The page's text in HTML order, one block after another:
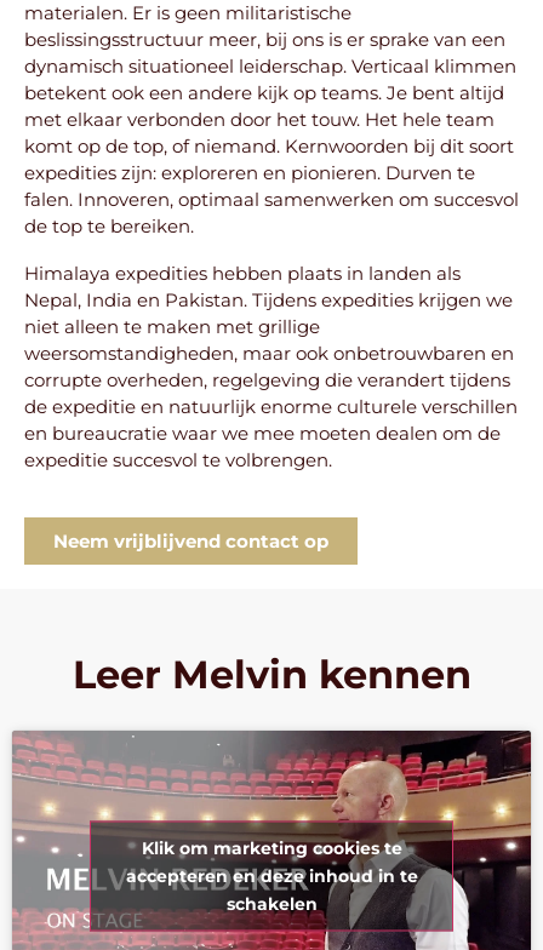
materialen. Er is geen militaristische
beslissingsstructuur meer, bij ons is er sprake van een
dynamisch situationeel leiderschap. Verticaal klimmen
betekent ook een andere kijk op teams. Je bent altijd
met elkaar verbonden door het touw. Het hele team
komt op de top, of niemand. Kernwoorden bij dit soort
expedities zijn: exploreren en pionieren. Durven te
falen. Innoveren, optimaal samenwerken om succesvol
de top te bereiken.
Himalaya expedities hebben plaats in landen als
Nepal, India en Pakistan. Tijdens expedities krijgen we
niet alleen te maken met grillige
weersomstandigheden, maar ook onbetrouwbaren en
corrupte overheden, regelgeving die verandert tijdens
de expeditie en natuurlijk enorme culturele verschillen
en bureaucratie waar we mee moeten dealen om de
expeditie succesvol te volbrengen.
Neem vrijblijvend contact op
Leer Melvin kennen
Klik om marketing cookies te
accepteren en deze inhoud in te
schakelen